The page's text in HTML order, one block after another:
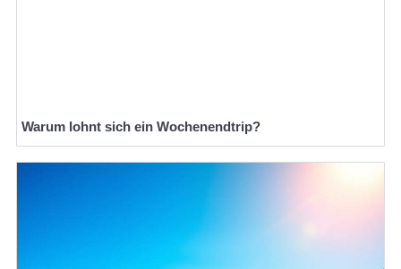
Warum lohnt sich ein Wochenendtrip?